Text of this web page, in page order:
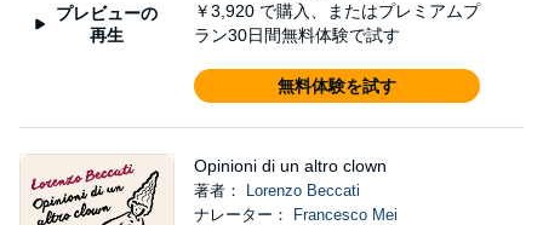
プレビューの
再生
￥3,920 で購入、またはプレミアムプ
ラン30日間無料体験で試す
無料体験を試す
Opinioni di un altro clown
著者：
Lorenzo Beccati
ナレーター：
Francesco Mei